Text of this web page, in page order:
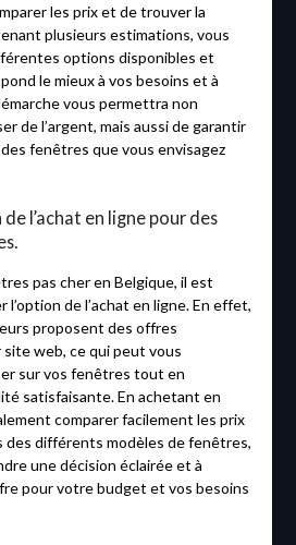
les prix et de trouver la
plusieurs estimations, vous
options disponibles et
le mieux à vos besoins et à
vous permettra non
de l’argent, mais aussi de garantir
fenêtres que vous envisagez
l’achat en ligne pour des
pas cher en Belgique, il est
l’option de l’achat en ligne. En effet,
proposent des offres
web, ce qui peut vous
sur vos fenêtres tout en
satisfaisante. En achetant en
comparer facilement les prix
différents modèles de fenêtres,
une décision éclairée et à
pour votre budget et vos besoins